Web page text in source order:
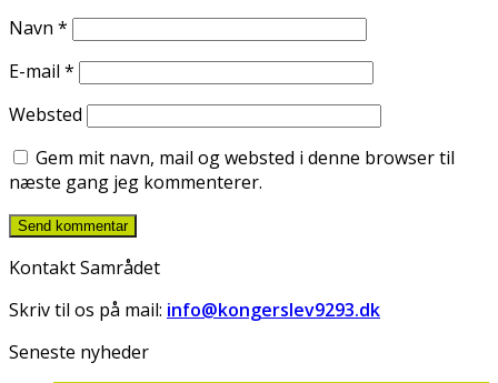
Navn *
E-mail *
Websted
Gem mit navn, mail og websted i denne browser til
næste gang jeg kommenterer.
Kontakt Samrådet
Skriv til os på mail: info@kongerslev9293.dk
Seneste nyheder